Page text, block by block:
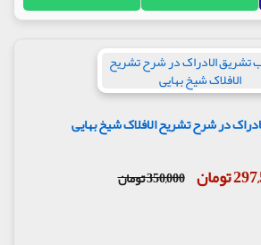
در شرح تشریح الافلاک شیخ بهایی
تومان 350,000 تومان